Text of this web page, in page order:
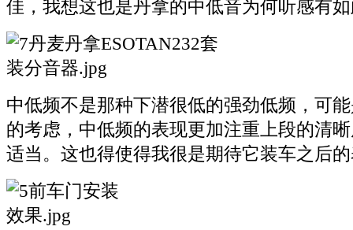
佳，我想这也是丹拿的中低音为何听感有
中低频不是那种下潜很低的强劲低频，可
的考虑，中低频的表现更加注重上段的清
适当。这也得使得我很是期待它装车之后